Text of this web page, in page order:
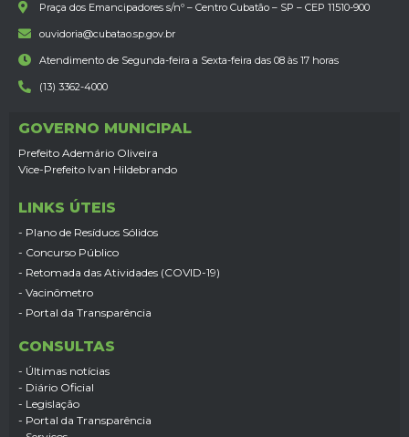
Praça dos Emancipadores s/nº – Centro Cubatão – SP – CEP 11510-900
ouvidoria@cubatao.sp.gov.br
Atendimento de Segunda-feira a Sexta-feira das 08 às 17 horas
(13) 3362-4000
GOVERNO MUNICIPAL
Prefeito Ademário Oliveira
Vice-Prefeito Ivan Hildebrando
LINKS ÚTEIS
- Plano de Resíduos Sólidos
- Concurso Público
- Retomada das Atividades (COVID-19)
- Vacinômetro
- Portal da Transparência
CONSULTAS
- Últimas notícias
- Diário Oficial
- Legislação
- Portal da Transparência